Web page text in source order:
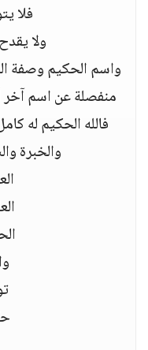
فلا
ولا
واسم الحكيم وصفة
منفصلة عن اسم
فالله الحكيم له
والخبرة